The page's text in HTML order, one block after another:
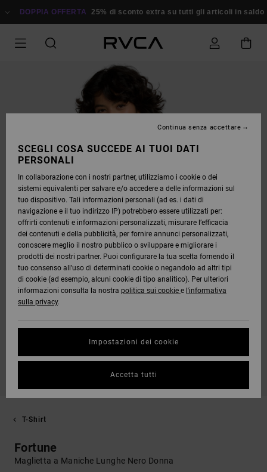
ALLEDOPPIA OFFERTA 25% di sconto extra su tutti gli articoli in saldo
T-Shirt
Fortune
Maglietta a Maniche Lunghe Nero Donna
SCEGLI COSA SUCCEDE AI TUOI DATI
PERSONALI
In collaborazione con i nostri partner, utilizziamo i cookie o dei
sistemi equivalenti per salvare e/o accedere a delle informazioni sul
tuo dispositivo. Tali informazioni personali (ad es. i dati di
navigazione e il tuo indirizzo IP) potrebbero essere utilizzati per:
offrirti contenuti e informazioni personalizzati, misurare l’efficacia
dei contenuti e della pubblicità, per fornire annunci personalizzati,
conoscere meglio il nostro pubblico o sviluppare e migliorare i
prodotti dei nostri partner. Puoi configurare la tua scelta fornendo il
tuo consenso all’uso di determinati cookie o negandolo ad altri tipi
di cookie (ad esempio, alcuni cookie di tipo analitico). Per ulteriori
informazioni consulta la nostra politica sui cookie e l'informativa
sulla privacy.
Impostazioni dei cookie
Continua senza accettare
Accetta tutti